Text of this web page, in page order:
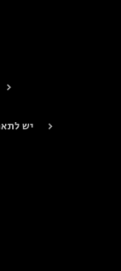
יש